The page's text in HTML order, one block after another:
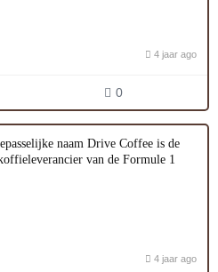
4 jaar ago
0
naam Drive Coffee is de
van de Formule 1
4 jaar ago